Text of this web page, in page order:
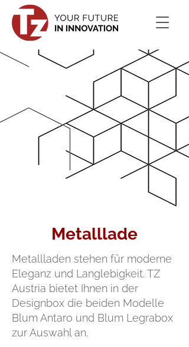
Metalllade
Metallladen stehen für moderne
Eleganz und Langlebigkeit. TZ
Austria bietet Ihnen in der
Designbox die beiden Modelle
Blum Antaro und Blum Legrabox
zur Auswahl an.